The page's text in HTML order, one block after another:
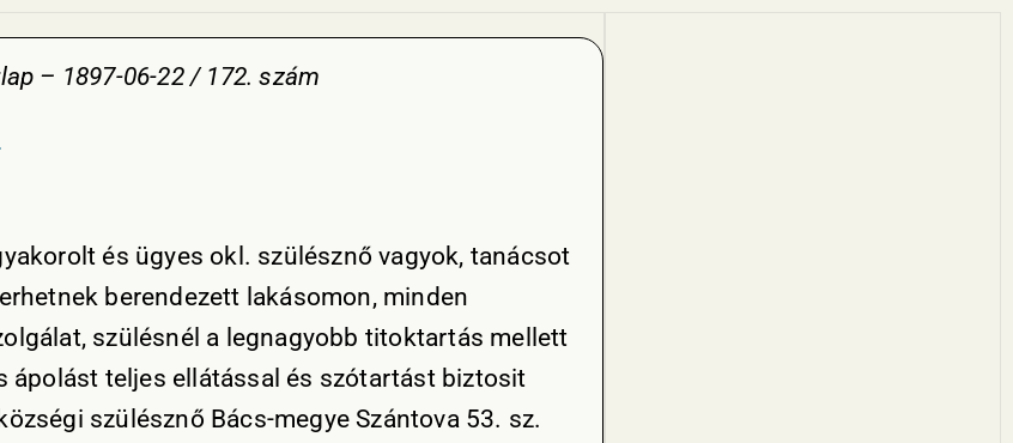
– 1897-06-22 / 172. szám
és ügyes okl. szülésznő vagyok, tanácsot
berendezett lakásomon, minden
szülésnél a legnagyobb titoktartás mellett
ápolást teljes ellátással és szótartást biztosit
szülésznő Bács-megye Szántova 53. sz.